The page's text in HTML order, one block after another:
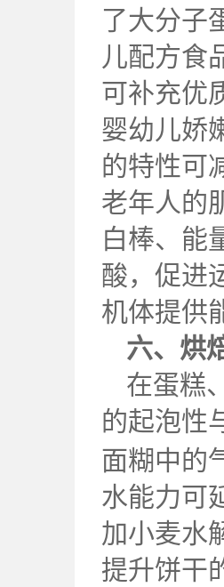
了大分子
儿配方食
可补充优
婴幼儿娇
的特性可
老年人的
白棒、能
酸，促进
机体提供
六、烘
在蛋糕
的起泡性
面糊中的
水能力可
加小麦水
提升饼干